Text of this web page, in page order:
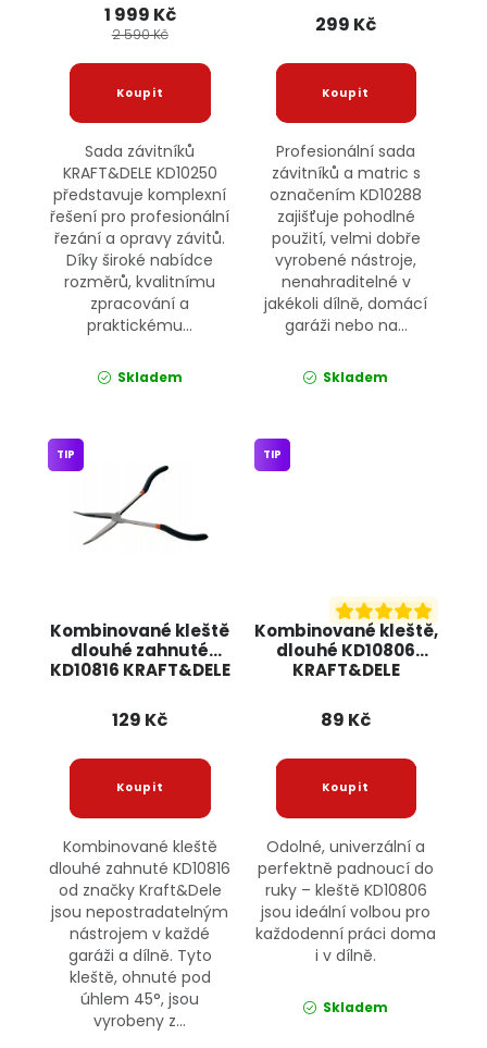
1 999 Kč
2 590 Kč
Sada závitníků
KRAFT&DELE KD10250
představuje komplexní
řešení pro profesionální
řezání a opravy závitů.
Díky široké nabídce
rozměrů, kvalitnímu
zpracování a
praktickému...
Skladem
299 Kč
Profesionální sada
závitníků a matric s
označením KD10288
zajišťuje pohodlné
použití, velmi dobře
vyrobené nástroje,
nenahraditelné v
jakékoli dílně, domácí
garáži nebo na...
Skladem
Kombinované kleště
dlouhé zahnuté
KD10816 KRAFT&DELE
TIP
129 Kč
Kombinované kleště
dlouhé zahnuté KD10816
od značky Kraft&Dele
jsou nepostradatelným
nástrojem v každé
garáži a dílně. Tyto
kleště, ohnuté pod
úhlem 45°, jsou
vyrobeny z...
Kombinované kleště,
dlouhé KD10806
KRAFT&DELE
TIP
89 Kč
Odolné, univerzální a
perfektně padnoucí do
ruky – kleště KD10806
jsou ideální volbou pro
každodenní práci doma
i v dílně.
Skladem